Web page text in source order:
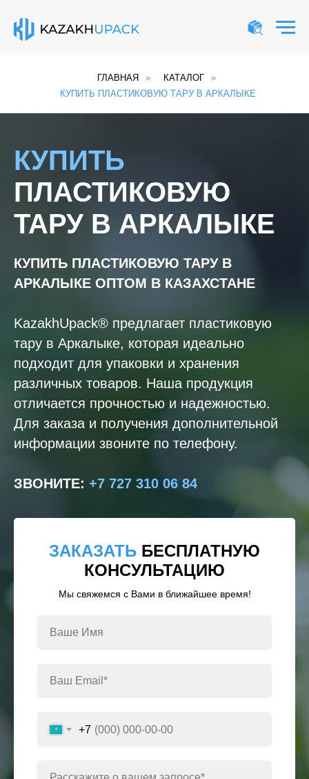
ГЛАВНАЯ » КАТАЛОГ
»
КУПИТЬ ПЛАСТИКОВУЮ ТАРУ В АРКАЛЫКЕ
КУПИТЬ
ПЛАСТИКОВУЮ
ТАРУ В АРКАЛЫКЕ
КУПИТЬ ПЛАСТИКОВУЮ ТАРУ В
АРКАЛЫКЕ ОПТОМ В КАЗАХСТАНЕ
KazakhUpack® предлагает пластиковую
тару в Аркалыке, которая идеально
подходит для упаковки и хранения
различных товаров. Наша продукция
отличается прочностью и надежностью.
Для заказа и получения дополнительной
информации звоните по телефону.
ЗВОНИТЕ: +7 727 310 06 84
ЗАКАЗАТЬ БЕСПЛАТНУЮ
КОНСУЛЬТАЦИЮ
Мы свяжемся с Вами в ближайшее время!
+7